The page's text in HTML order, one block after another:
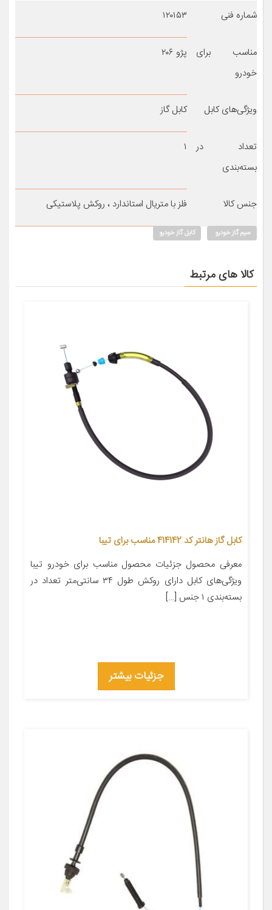
شماره فنی ۱۲۰۱۵۳
مناسب برای
خودرو
پژو ۲۰۶
ویژگی‌های کابل کابل گاز
تعداد در
بسته‌بندی
۱
جنس کالا فلز با متریال استاندارد ، روکش پلاستیکی
سیم گاز خودرو کابل گاز خودرو
کالا های مرتبط
کابل گاز هانتر کد 414142 مناسب برای تیبا
معرفی محصول جزئیات محصول مناسب برای خودرو تیبا
ویژگی‌های کابل دارای روکش طول ۳۴ سانتی‌متر تعداد در
بسته‌بندی ۱ جنس […]
جزئیات بیشتر